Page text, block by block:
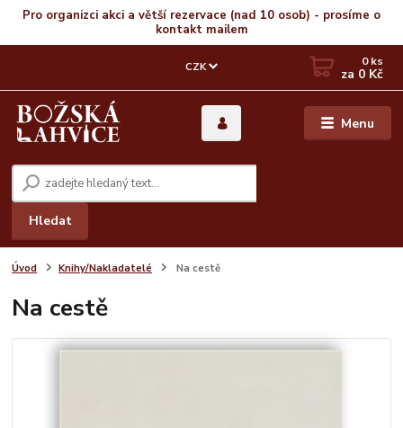
Pro organizci akci a větší rezervace (nad 10 osob) - prosíme o
kontakt mailem
Menu
CZK
Hledat
0ks
za 0 Kč
Úvod Knihy/Nakladatelé Na cestě
Na cestě